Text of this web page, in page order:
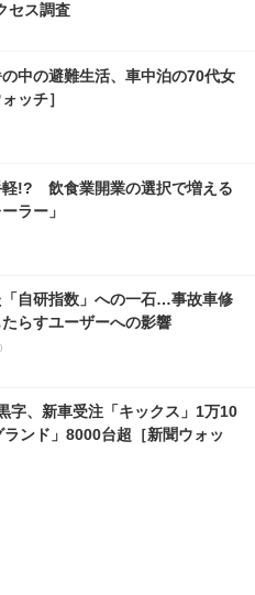
セス調査
中の避難生活、車中泊の70代女
ッチ］
軽!? 飲食業開業の選択で増える
ラー」
「自研指数」への一石…事故車修
らすユーザーへの影響
字、新車受注「キックス」1万10
ンド」8000台超［新聞ウォッ